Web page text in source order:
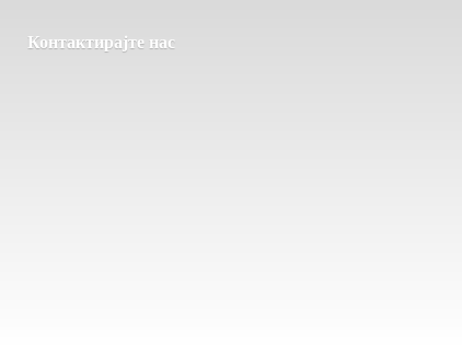
Контактирајте нас